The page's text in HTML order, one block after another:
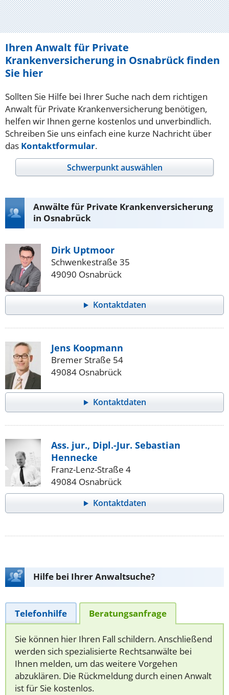
Ihren Anwalt für Private
Krankenversicherung in Osnabrück finden
Sie hier
Sollten Sie Hilfe bei Ihrer Suche nach dem richtigen
Anwalt für Private Krankenversicherung benötigen,
helfen wir Ihnen gerne kostenlos und unverbindlich.
Schreiben Sie uns einfach eine kurze Nachricht über
das Kontaktformular.
Schwerpunkt auswählen
Anwälte für Private Krankenversicherung
in Osnabrück
Dirk Uptmoor
Schwenkestraße 35
49090 Osnabrück
Kontaktdaten
Jens Koopmann
Bremer Straße 54
49084 Osnabrück
Kontaktdaten
Ass. jur., Dipl.-Jur. Sebastian
Hennecke
Franz-Lenz-Straße 4
49084 Osnabrück
Kontaktdaten
Hilfe bei Ihrer Anwaltsuche?
Telefonhilfe Beratungsanfrage
Sie können hier Ihren Fall schildern. Anschließend
werden sich spezialisierte Rechtsanwälte bei
Ihnen melden, um das weitere Vorgehen
abzuklären. Die Rückmeldung durch einen Anwalt
ist für Sie kostenlos.